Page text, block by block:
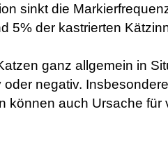
sinkt die
5% der kastrierten
ganz allgemein in
negativ. Insbesondere
können auch Ursache für